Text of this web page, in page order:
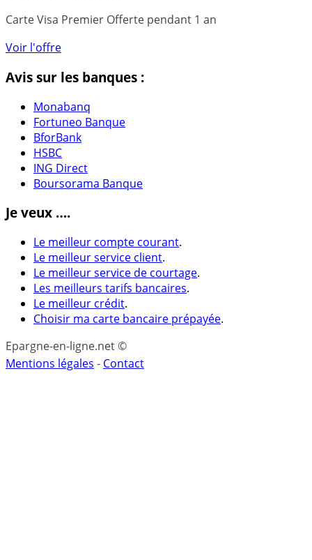
Carte Visa Premier Offerte pendant 1 an
Voir l'offre
Avis sur les banques :
Monabanq
Fortuneo Banque
BforBank
HSBC
ING Direct
Boursorama Banque
Je veux ….
Le meilleur compte courant.
Le meilleur service client.
Le meilleur service de courtage.
Les meilleurs tarifs bancaires.
Le meilleur crédit.
Choisir ma carte bancaire prépayée.
Epargne-en-ligne.net ©
Mentions légales - Contact